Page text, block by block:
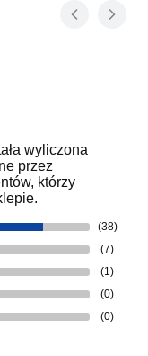
wyliczona
przez
którzy
(38)
(7)
(1)
(0)
(0)